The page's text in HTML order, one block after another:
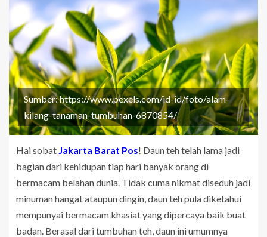
Sumber: https://www.pexels.com/id-id/foto/alam-
kilang-tanaman-tumbuhan-6870854/
Hai sobat Jakarta Barat Pos! Daun teh telah lama jadi
bagian dari kehidupan tiap hari banyak orang di
bermacam belahan dunia. Tidak cuma nikmat diseduh jadi
minuman hangat ataupun dingin, daun teh pula diketahui
mempunyai bermacam khasiat yang dipercaya baik buat
badan. Berasal dari tumbuhan teh, daun ini umumnya